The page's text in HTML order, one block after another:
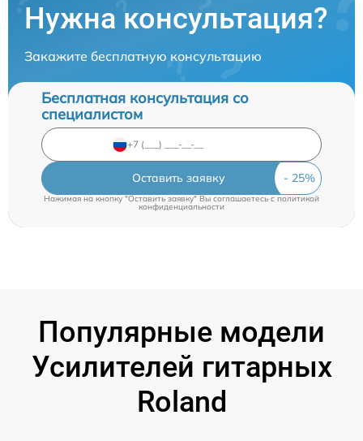
Нужна консультация?
Закажите бесплатную консультацию
Бесплатная консультация со
специалистом
Оставить заявку
Нажимая на кнопку "Оставить заявку" Вы соглашаетесь cполитикой
конфиденциальности
Популярные модели
Усилителей гитарных
Roland